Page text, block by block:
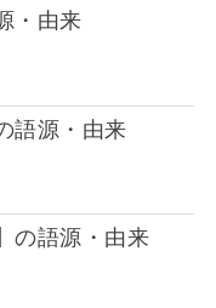
・由来
語源・由来
の語源・由来